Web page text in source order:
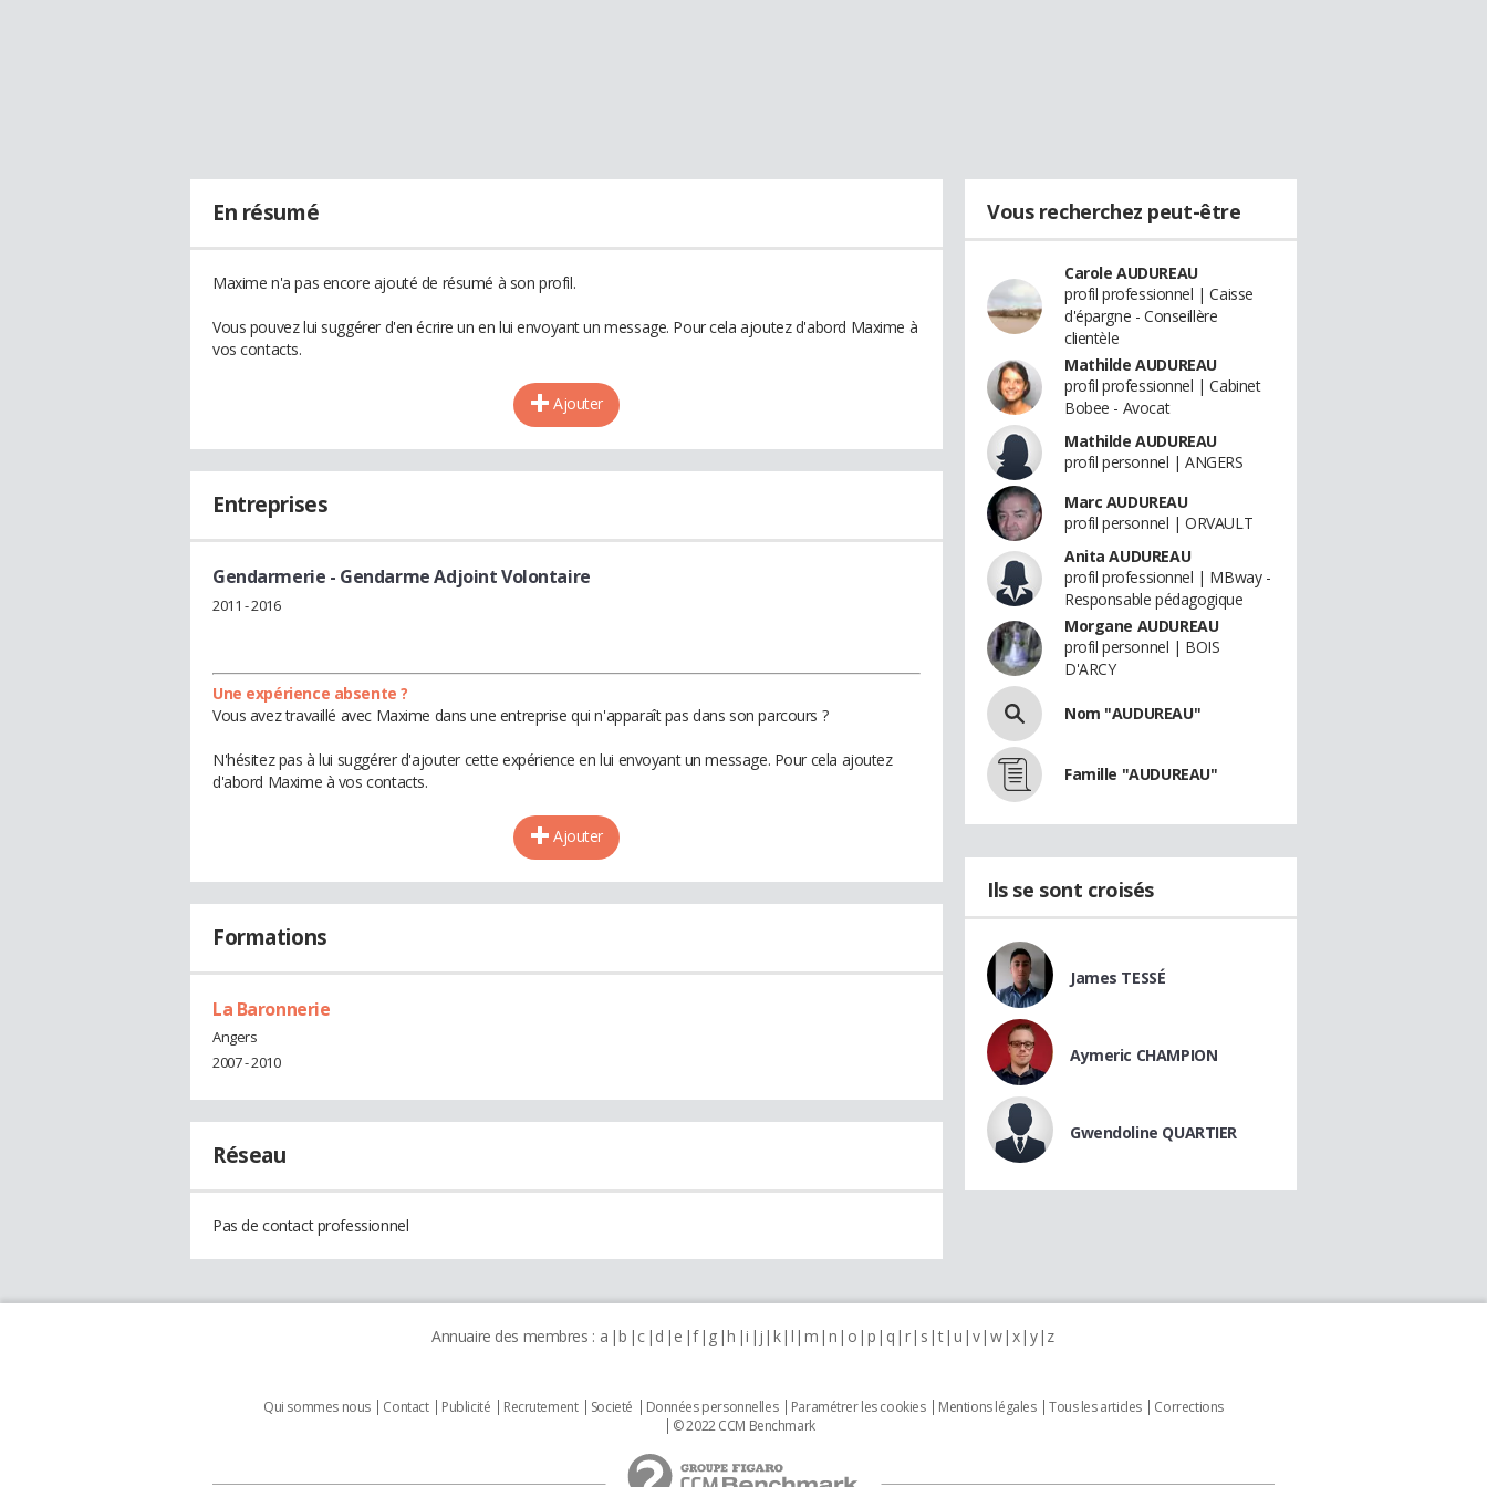
En résumé
Maxime n'a pas encore ajouté de résumé à son profil.
Vous pouvez lui suggérer d'en écrire un en lui envoyant un message. Pour cela ajoutez d'abord Maxime à
vos contacts.
Ajouter
Entreprises
Gendarmerie - Gendarme Adjoint Volontaire
2011 - 2016
Une expérience absente ?
Vous avez travaillé avec Maxime dans une entreprise qui n'apparaît pas dans son parcours ?
N'hésitez pas à lui suggérer d'ajouter cette expérience en lui envoyant un message. Pour cela ajoutez
d'abord Maxime à vos contacts.
Ajouter
Formations
La Baronnerie
Angers
2007 - 2010
Réseau
Pas de contact professionnel
Vous recherchez peut-être
Carole AUDUREAU
profil professionnel | Caisse
d'épargne - Conseillère
clientèle
Mathilde AUDUREAU
profil professionnel | Cabinet
Bobee - Avocat
Mathilde AUDUREAU
profil personnel | ANGERS
Marc AUDUREAU
profil personnel | ORVAULT
Anita AUDUREAU
profil professionnel | MBway -
Responsable pédagogique
Morgane AUDUREAU
profil personnel | BOIS
D'ARCY
Nom "AUDUREAU"
Famille "AUDUREAU"
Ils se sont croisés
James TESSÉ
Aymeric CHAMPION
Gwendoline QUARTIER
Annuaire des membres : a b c d e f g h i j k l m n o p q r s t u v w x y z
Qui sommes nous Contact Publicité Recrutement Societé Données personnelles Paramétrer les cookies Mentions légales Tous les articles
Corrections
© 2022 CCM Benchmark